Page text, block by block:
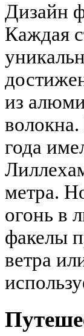
Дизайн
Каждая
из
года
метра.
огонь в
факелы
ветра